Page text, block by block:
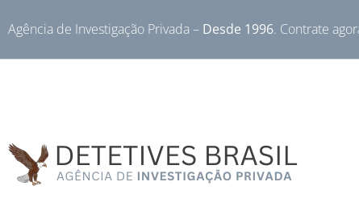
Agência de Investigação Privada – Desde 1996. Contrate